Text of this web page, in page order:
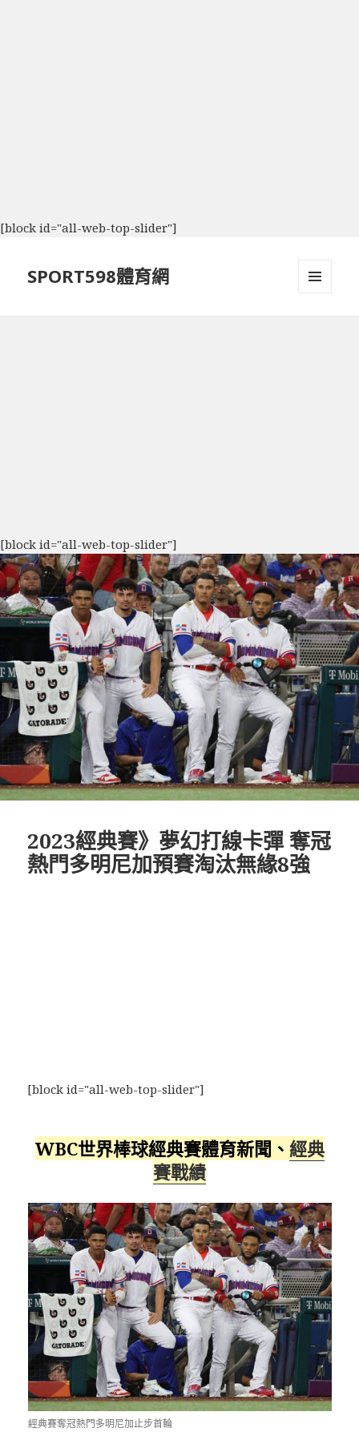
[block id="all-web-top-slider"]
SPORT598體育網
[block id="all-web-top-slider"]
2023經典賽》夢幻打線卡彈 奪冠
熱門多明尼加預賽淘汰無緣8強
[block id="all-web-top-slider"]
WBC世界棒球經典賽體育新聞、 經典
賽戰績
經典賽奪冠熱門多明尼加止步首輪